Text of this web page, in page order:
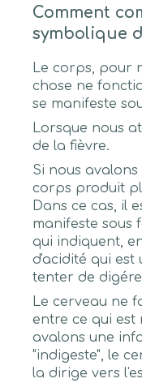
Comment
symbolique
Le corps, pour
chose ne
se manifeste
Lorsque nous
de la fièvre.
Si nous
corps produit
Dans ce cas, il
manifeste sous
qui indiquent,
d'acidité qui
tenter de
Le cerveau ne
entre ce qui est
avalons une
"indigeste", le
la dirige vers